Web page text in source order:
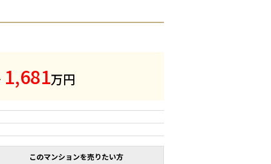
1,681万円
このマンションを売りたい方